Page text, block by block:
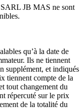
SARL JB MAS ne sont
qu’à la date de
Ils ne tiennent
supplément, et indiqués
tiennent compte de la
tout changement du
répercuté sur le prix
de la totalité du